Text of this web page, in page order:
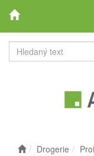
Drogerie